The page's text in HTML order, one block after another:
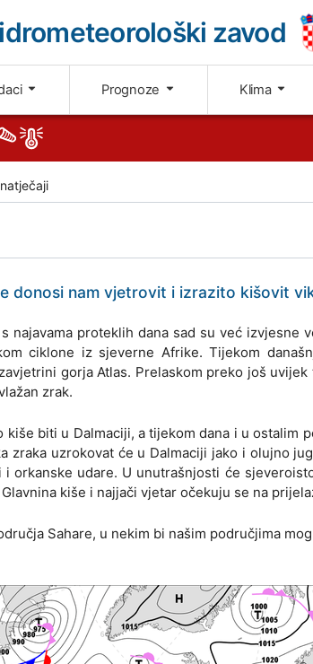
zavod
Prognoze Klima
donosi nam vjetrovit i izrazito kišovit
najavama proteklih dana sad su već
ciklone iz sjeverne Afrike. Tijekom
gorja Atlas. Prelaskom preko još
zrak.
kiše biti u Dalmaciji, a tijekom dana i u ostalim
zraka uzrokovat će u Dalmaciji jako i olujno
i orkanske udare. U unutrašnjosti će
kiše i najjači vjetar očekuju se na
Sahare, u nekim bi našim područjima